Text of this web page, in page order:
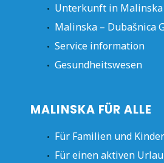
Unterkunft in Malinska
Malinska – Dubašnica
Service information
Gesundheitswesen
MALINSKA FÜR ALLE
Für Familien und Kinder
Für einen aktiven